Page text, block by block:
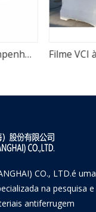
Filme VCI de desempenho antiferrugem forte amarelo envoltório de aço
CO., LTD.é uma
na pesquisa e
antiferrugem